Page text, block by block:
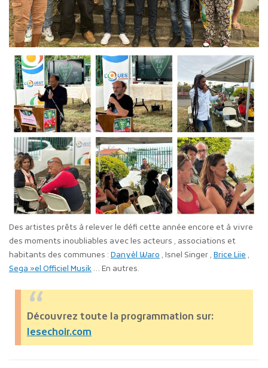
Des artistes prêts à relever le défi cette année encore et à vivre
des moments inoubliables avec les acteurs , associations et
habitants des communes : Danyèl Waro , Isnel Singer , Brice Liie ,
Sega »el Officiel Musik … En autres.
Découvrez toute la programmation sur:
lesechoir.com